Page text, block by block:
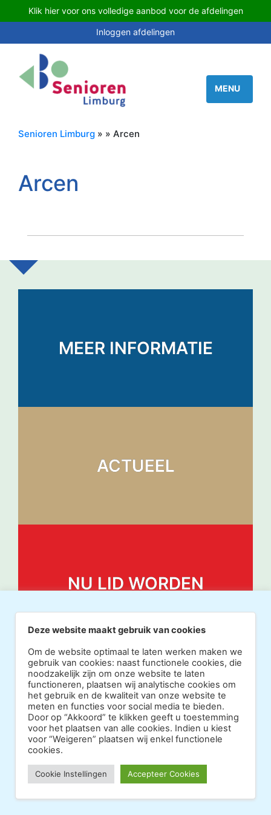
Klik hier voor ons volledige aanbod voor de afdelingen
Inloggen afdelingen
Senioren Limburg » » Arcen
Arcen
MEER INFORMATIE
ACTUEEL
NU LID WORDEN
Vormgeving Hoenenenvandooren
· ·
Deze website maakt gebruik van cookies
Om de website optimaal te laten werken maken we
gebruik van cookies: naast functionele cookies, die
noodzakelijk zijn om onze website te laten
functioneren, plaatsen wij analytische cookies om
het gebruik en de kwaliteit van onze website te
meten en functies voor social media te bieden.
Door op “Akkoord” te klikken geeft u toestemming
voor het plaatsen van alle cookies. Indien u kiest
voor “Weigeren” plaatsen wij enkel functionele
cookies.
Cookie Instellingen Accepteer Cookies